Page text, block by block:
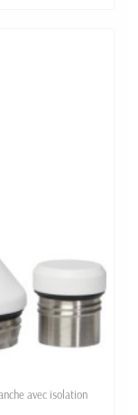
avec isolation